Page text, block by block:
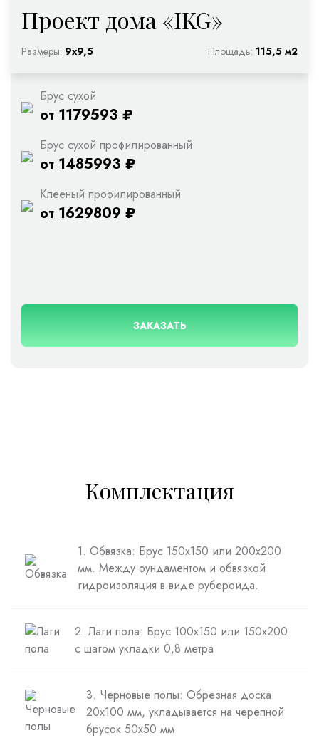
Проект дома «IKG»
Размеры: 9х9,5 Площадь: 115,5 м2
Брус сухой
от 1179593 ₽
Брус сухой профилированный
от 1485993 ₽
Клееный профилированный
от 1629809 ₽
ЗАКАЗАТЬ
Комплектация
1. Обвязка: Брус 150х150 или 200х200
мм. Между фундаментом и обвязкой
гидроизоляция в виде рубероида.
2. Лаги пола: Брус 100х150 или 150х200
с шагом укладки 0,8 метра
3. Черновые полы: Обрезная доска
20х100 мм, укладывается на черепной
брусок 50х50 мм